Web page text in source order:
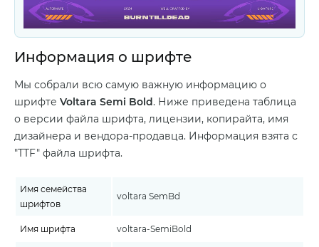
Информация о шрифте
Мы собрали всю самую важную информацию о
шрифте Voltara Semi Bold. Ниже приведена таблица
о версии файла шрифта, лицензии, копирайта, имя
дизайнера и вендора-продавца. Информация взята с
"TTF" файла шрифта.
Имя семейства
шрифтов
voltara SemBd
Имя шрифта voltara-SemiBold